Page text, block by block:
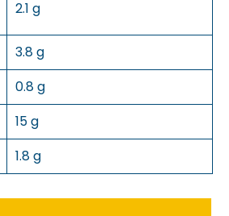
2.1 g
3.8 g
0.8 g
15 g
1.8 g